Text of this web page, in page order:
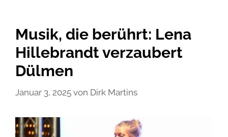
Musik, die berührt: Lena
Hillebrandt verzaubert
Dülmen
Januar 3, 2025 von Dirk Martins